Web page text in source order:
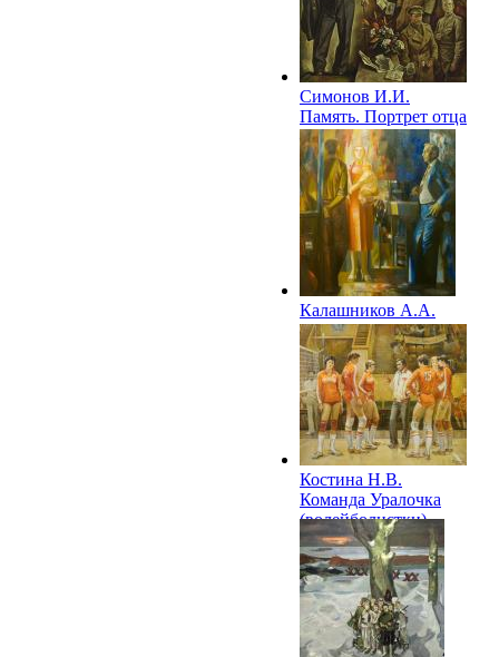
Симонов И.И.
Память. Портрет отца
— ветерана войны.
1985
Калашников А.А.
День Победы. 1985
Костина Н.В.
Команда Уралочка
(волейболистки).
1981–1985